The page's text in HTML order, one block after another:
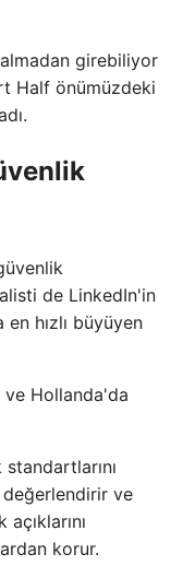
girebiliyor
Half önümüzdeki
de LinkedIn'in
hızlı büyüyen
ve Hollanda'da
ve
korur.